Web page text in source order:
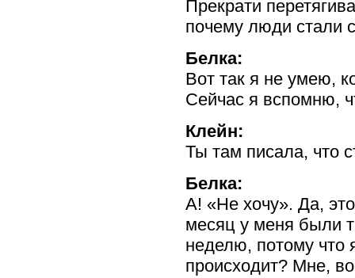
Прекрати
почему люди стали
Белка:
Вот так я не умею,
Сейчас я вспомню,
Клейн:
Ты там писала, что
Белка:
А! «Не хочу». Да,
месяц у меня были
неделю, потому что
происходит? Мне,